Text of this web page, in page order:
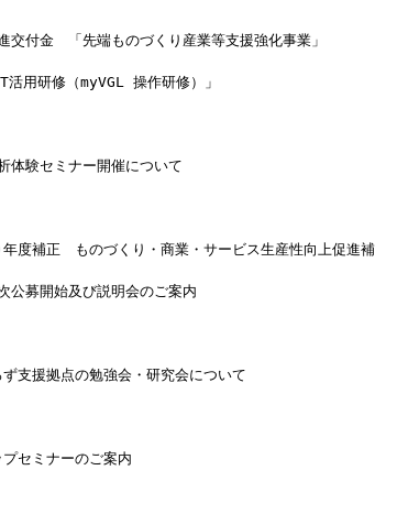
付金　「先端ものづくり産業等支援強化事業」
研修（myVGL 操作研修）」
体験セミナー開催について
年度補正　ものづくり・商業・サービス生産性向上促進補
開始及び説明会のご案内
支援拠点の勉強会・研究会について
セミナーのご案内